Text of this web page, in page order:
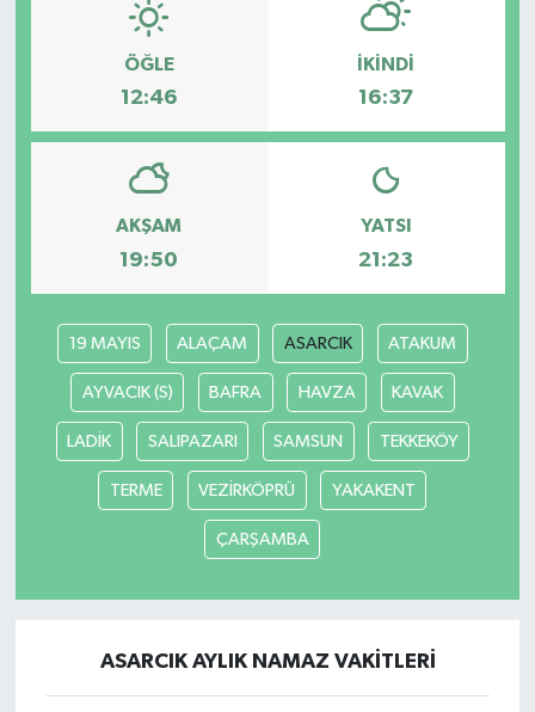
ÖĞLE
12:46
İKINDI
16:37
AKŞAM
19:50
YATSI
21:23
19 MAYIS ALAÇAM ASARCIK ATAKUM
AYVACIK (S) BAFRA HAVZA KAVAK
LADİK SALIPAZARI SAMSUN TEKKEKÖY
TERME VEZİRKÖPRÜ YAKAKENT
ÇARŞAMBA
ASARCIK AYLIK NAMAZ VAKITLERI